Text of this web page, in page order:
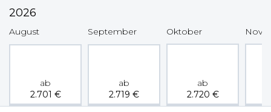
2026
August
ab
2.701 €
September
ab
2.719 €
Oktober
ab
2.720 €